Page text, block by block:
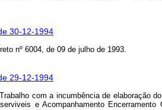
30-12-1994
nº 6004, de 09 de julho de 1993.
29-12-1994
com a incumbência de elaboração
e Acompanhamento Encerramento